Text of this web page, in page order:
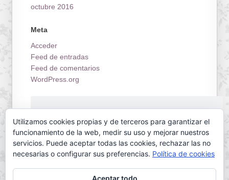
octubre 2016
Meta
Acceder
Feed de entradas
Feed de comentarios
WordPress.org
Utilizamos cookies propias y de terceros para garantizar el
funcionamiento de la web, medir su uso y mejorar nuestros
servicios. Puede aceptar todas las cookies, rechazar las no
necesarias o configurar sus preferencias. Política de cookies
Aceptar todo